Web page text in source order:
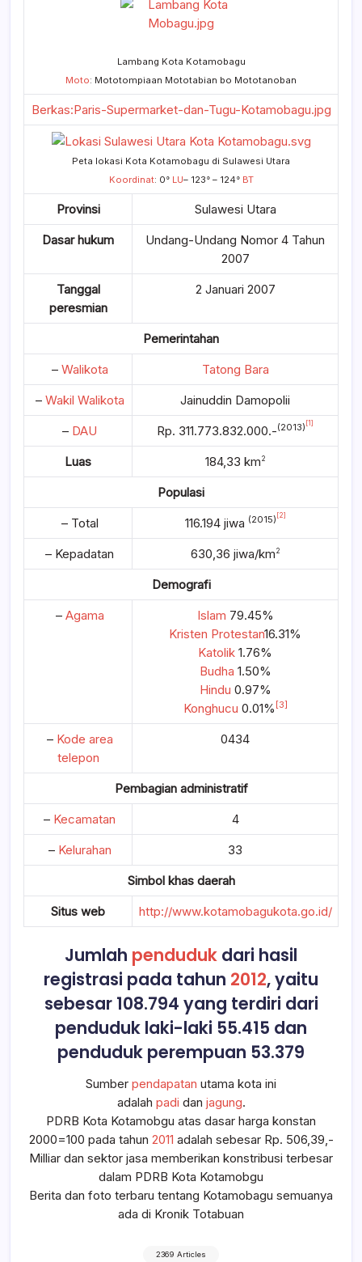
Lambang Kota Kotamobagu
Moto: Mototompiaan Mototabian bo Mototanoban
Berkas:Paris-Supermarket-dan-Tugu-Kotamobagu.jpg
Peta lokasi Kota Kotamobagu di Sulawesi Utara
Koordinat: 0° LU– 123° – 124° BT
Provinsi
Sulawesi Utara
Dasar hukum
Undang-Undang Nomor 4 Tahun
2007
Tanggal
peresmian
2 Januari 2007
Pemerintahan
– Walikota
Tatong Bara
– Wakil Walikota
Jainuddin Damopolii
– DAU Rp. 311.773.832.000.-(2013) [1]
Luas 184,33 km 2
Populasi
– Total
116.194 jiwa (2015) [2]
– Kepadatan 630,36 jiwa/km 2
Demografi
– Agama Islam 79.45%
Kristen Protestan16.31%
Katolik 1.76%
Budha 1.50%
Hindu 0.97%
Konghucu 0.01% [3]
– Kode area
telepon
0434
Pembagian administratif
– Kecamatan
4
– Kelurahan
33
Simbol khas daerah
Situs web
http://www.kotamobagukota.go.id/
Jumlah penduduk dari hasil
registrasi pada tahun 2012, yaitu
sebesar 108.794 yang terdiri dari
penduduk laki-laki 55.415 dan
penduduk perempuan 53.379
Sumber pendapatan utama kota ini
adalah padi dan jagung.
PDRB Kota Kotamobgu atas dasar harga konstan
2000=100 pada tahun 2011 adalah sebesar Rp. 506,39,-
Milliar dan sektor jasa memberikan konstribusi terbesar
dalam PDRB Kota Kotamobgu
Berita dan foto terbaru tentang Kotamobagu semuanya
ada di Kronik Totabuan
2369 Articles